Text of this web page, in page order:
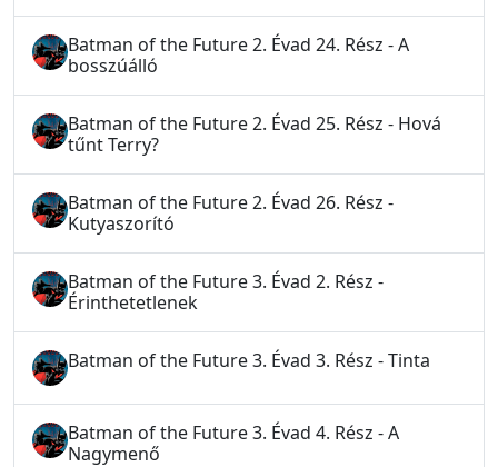
Batman of the Future 2. Évad 24. Rész - A
bosszúálló
Batman of the Future 2. Évad 25. Rész - Hová
tűnt Terry?
Batman of the Future 2. Évad 26. Rész -
Kutyaszorító
Batman of the Future 3. Évad 2. Rész -
Érinthetetlenek
Batman of the Future 3. Évad 3. Rész - Tinta
Batman of the Future 3. Évad 4. Rész - A
Nagymenő